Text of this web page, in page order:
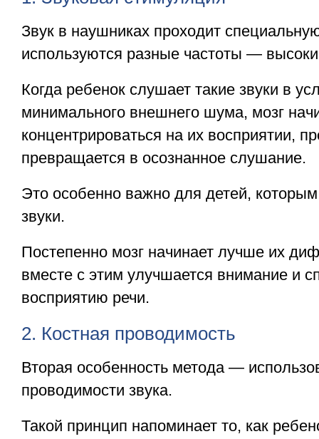
Звук в наушниках проходит
используются разные частоты —
Когда ребенок слушает такие звуки в
минимального внешнего шума, мозг
концентрироваться на их восприятии,
превращается в осознанное слушание.
Это особенно важно для детей, которым
звуки.
Постепенно мозг начинает лучше их
вместе с этим улучшается внимание и
восприятию речи.
2. Костная проводимость
Вторая особенность метода —
проводимости звука.
Такой принцип напоминает то, как